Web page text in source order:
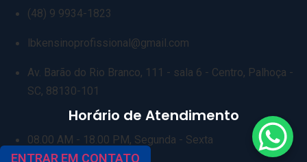
(48) 9 9934-1823
lbkensinoprofissional@gmail.com
Av. Barão do Rio Branco, 111 - sala 6 - Centro, Palhoça -
SC, 88130-101
Horário de Atendimento
08.00 AM - 18.00 PM, Segunda - Sexta
ENTRAR EM CONTATO